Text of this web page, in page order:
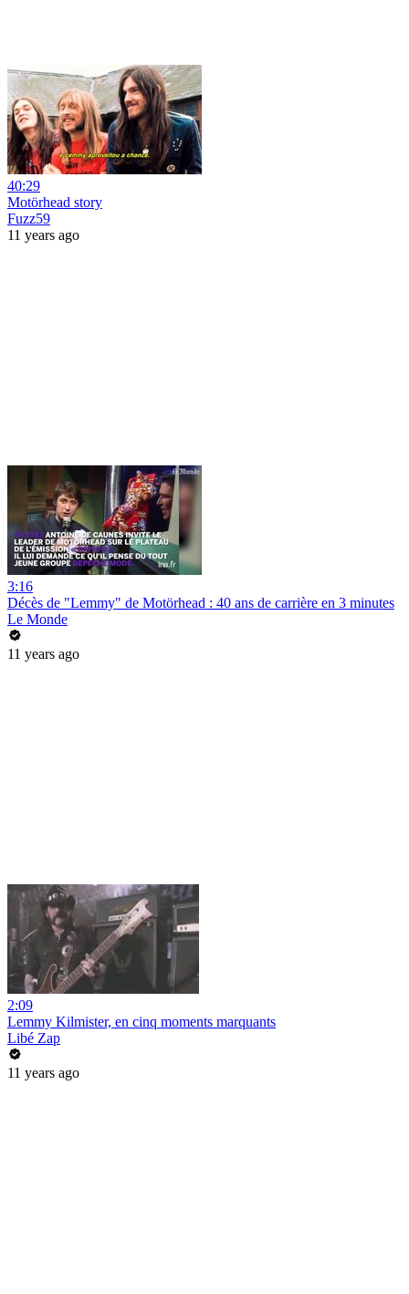
40:29
Motörhead story
Fuzz59
11 years ago
3:16
Décès de "Lemmy" de Motörhead : 40 ans de carrière en 3 minutes
Le Monde
11 years ago
2:09
Lemmy Kilmister, en cinq moments marquants
Libé Zap
11 years ago